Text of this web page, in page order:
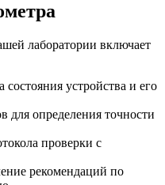
лаборатории включает
состояния устройства и его
для определения точности
проверки с
рекомендаций по